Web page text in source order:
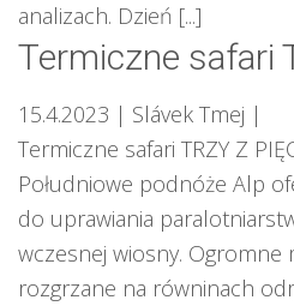
analizach. Dzień [...]
Termiczne safari
15.4.2023 | Slávek Tmej |
Termiczne safari TRZY Z
Południowe podnóże Alp
do uprawiania
wczesnej wiosny. Ogromne
rozgrzane na równinach